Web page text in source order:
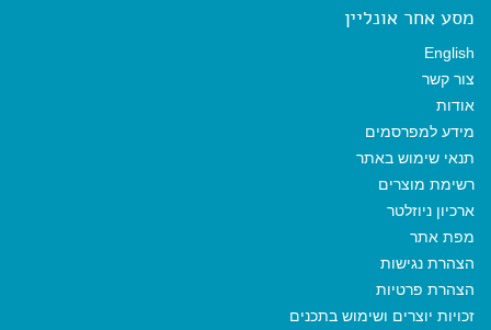
מסע אחר אונליין
English
צור קשר
אודות
מידע למפרסמים
תנאי שימוש באתר
רשימת מוצרים
ארכיון ניוזלטר
מפת אתר
הצהרת נגישות
הצהרת פרטיות
זכויות יוצרים ושימוש בתכנים